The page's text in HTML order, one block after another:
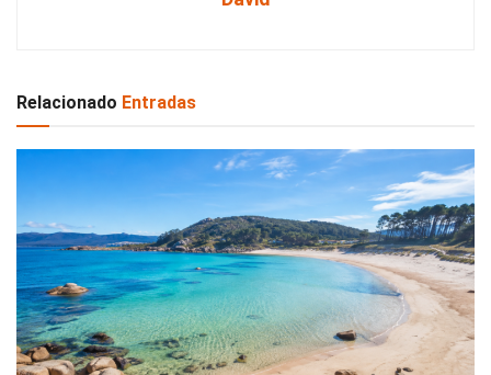
Relacionado Entradas